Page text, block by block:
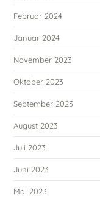
Februar 2024
Januar 2024
November 2023
Oktober 2023
September 2023
August 2023
Juli 2023
Juni 2023
Mai 2023